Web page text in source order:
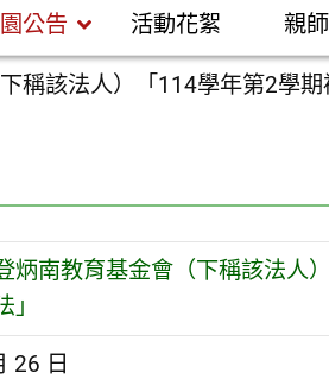
公告 活動花絮 親
稱該法人）「114學年第2學
炳南教育基金會（下稱該法人
26 日